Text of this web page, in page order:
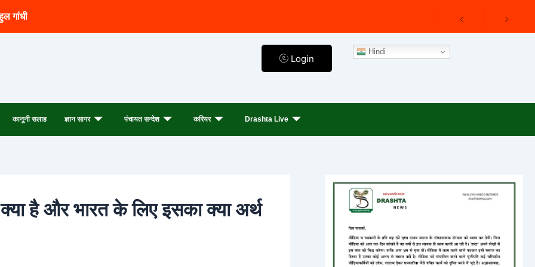
गांधी
Login
Hindi
कानूनी सलाह ज्ञान सागर पंचायत सन्देश करियर Drashta Live
है और भारत के लिए इसका क्या अर्थ